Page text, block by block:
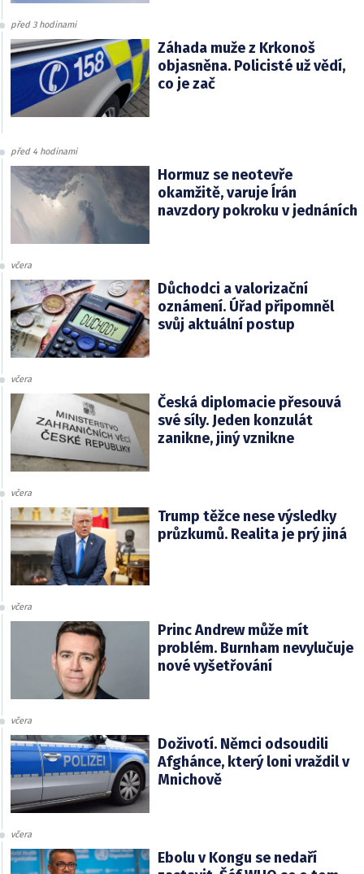
před 3 hodinami
Záhada muže z Krkonoš
objasněna. Policisté už vědí,
co je zač
před 4 hodinami
Hormuz se neotevře
okamžitě, varuje Írán
navzdory pokroku v jednáních
včera
Důchodci a valorizační
oznámení. Úřad připomněl
svůj aktuální postup
včera
Česká diplomacie přesouvá
své síly. Jeden konzulát
zanikne, jiný vznikne
včera
Trump těžce nese výsledky
průzkumů. Realita je prý jiná
včera
Princ Andrew může mít
problém. Burnham nevylučuje
nové vyšetřování
včera
Doživotí. Němci odsoudili
Afghánce, který loni vraždil v
Mnichově
včera
Ebolu v Kongu se nedaří